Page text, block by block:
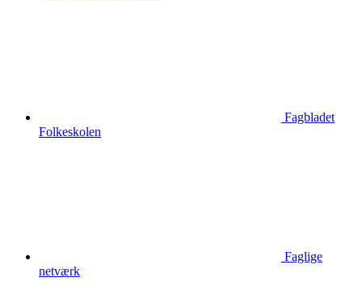
Fagbladet
Folkeskolen
Faglige
netværk